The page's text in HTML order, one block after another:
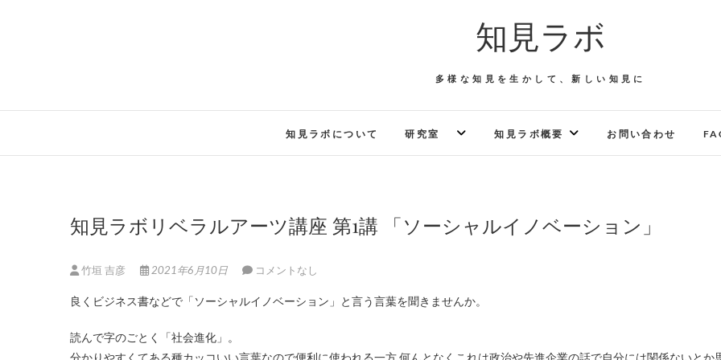
知見ラボ
多様な知見を生かして、新しい知見に
知見ラボについて 研究室 知見ラボ概要 お問い合わせ
知見ラボリベラルアーツ講座 第1講 「ソーシャルイノベーション」
竹垣 吉彦 2021年6月10日 コメントなし
良くビジネス書などで「ソーシャルイノベーション」と言う言葉を聞きませんか。
読んで字のごとく「社会進化」。
分かりやすくてある種カッコいい言葉なので便利に使われる一方 何んとなくこれは政治や先進企業の話で自分には関係ないとか